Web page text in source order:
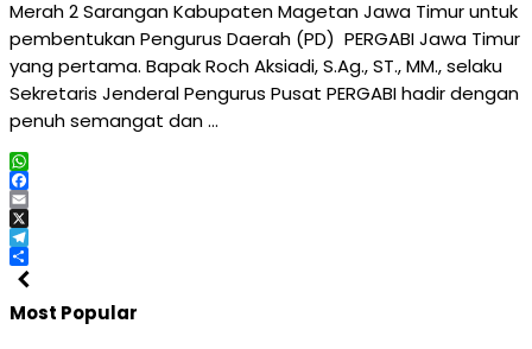
Merah 2 Sarangan Kabupaten Magetan Jawa Timur untuk
pembentukan Pengurus Daerah (PD) PERGABI Jawa Timur
yang pertama. Bapak Roch Aksiadi, S.Ag., ST., MM., selaku
Sekretaris Jenderal Pengurus Pusat PERGABI hadir dengan
penuh semangat dan …
WhatsApp
Facebook
Email
X
Telegram
Share
Most Popular